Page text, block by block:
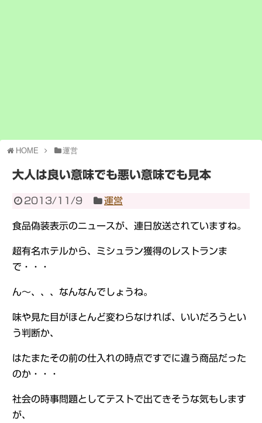
HOME 運営
大人は良い意味でも悪い意味でも見本
2013/11/9 運営
食品偽装表示のニュースが、連日放送されていますね。
超有名ホテルから、ミシュラン獲得のレストランま
で・・・
ん～、、、なんなんでしょうね。
味や見た目がほとんど変わらなければ、いいだろうとい
う判断か、
はたまたその前の仕入れの時点ですでに違う商品だった
のか・・・
社会の時事問題としてテストで出てきそうな気もします
が、